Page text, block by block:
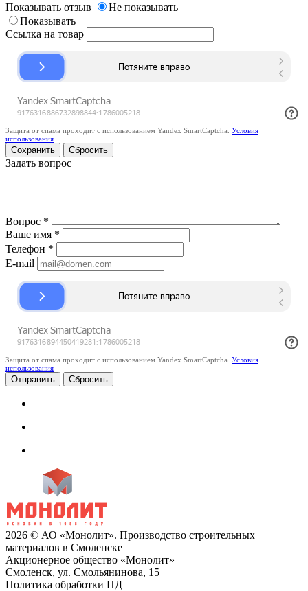
Показывать отзыв
Не показывать
Показывать
Ссылка на товар
Защита от спама проходит с использованием Yandex SmartCaptcha. Условия
использования
Сбросить
Задать вопрос
Вопрос *
Ваше имя *
Телефон *
E-mail
Защита от спама проходит с использованием Yandex SmartCaptcha. Условия
использования
Сбросить
2026 © АО «Монолит». Производство строительных
материалов в Смоленске
Акционерное общество «Монолит»
Смоленск, ул. Смольянинова, 15
Политика обработки ПД